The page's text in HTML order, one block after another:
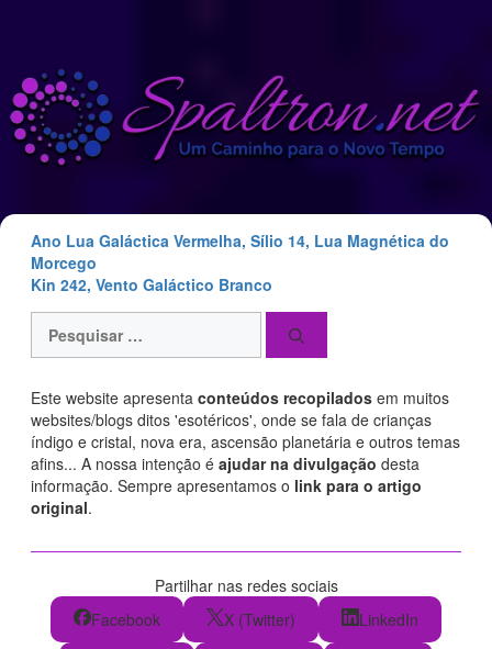
conteúdo
Ano Lua Galáctica Vermelha, Sílio 14, Lua Magnética do
Morcego
Kin 242, Vento Galáctico Branco
por:
Este website apresenta conteúdos recopilados em muitos
websites/blogs ditos 'esotéricos', onde se fala de crianças
índigo e cristal, nova era, ascensão planetária e outros temas
afins... A nossa intenção é ajudar na divulgação desta
informação. Sempre apresentamos o link para o artigo
original.
Partilhar nas redes sociais
Facebook
X (Twitter) LinkedIn